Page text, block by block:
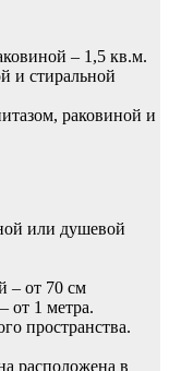
– 1,5 кв.м.
и стиральной
раковиной и
или душевой
– от 70 см
от 1 метра.
пространства.
расположена в